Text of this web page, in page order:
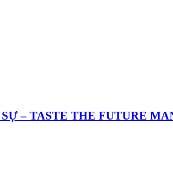
– TASTE THE FUTURE